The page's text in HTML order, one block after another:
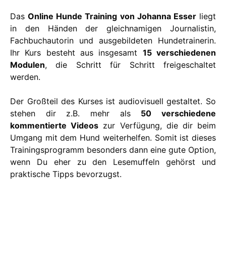
DasOnline Hunde Training von Johanna Esserliegt
in den Händen der gleichnamigen Journalistin,
Fachbuchautorin und ausgebildeten Hundetrainerin.
Ihr Kurs besteht aus insgesamt 15 verschiedenen
Modulen, die Schritt für Schritt freigeschaltet
werden.
Der Großteil des Kurses ist audiovisuell gestaltet. So
stehen dir z.B. mehr als 50 verschiedene
kommentierte Videos zur Verfügung, die dir beim
Umgang mit dem Hund weiterhelfen. Somit ist dieses
Trainingsprogramm besonders dann eine gute Option,
wenn Du eher zu den Lesemuffeln gehörst und
praktische Tipps bevorzugst.